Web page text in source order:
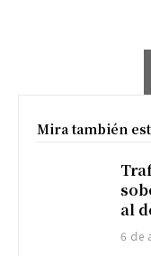
Mira también
al
6 de